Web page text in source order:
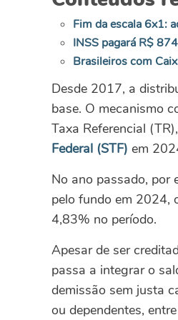
Fim da escala 6x1:
INSS pagará R$
Brasileiros com
Desde 2017, a
base. O mecanismo
Taxa Referencial
Federal (STF) em
No ano passado, por
pelo fundo em 2024,
4,83% no período.
Apesar de ser
passa a integrar o
demissão sem justa
ou dependentes,